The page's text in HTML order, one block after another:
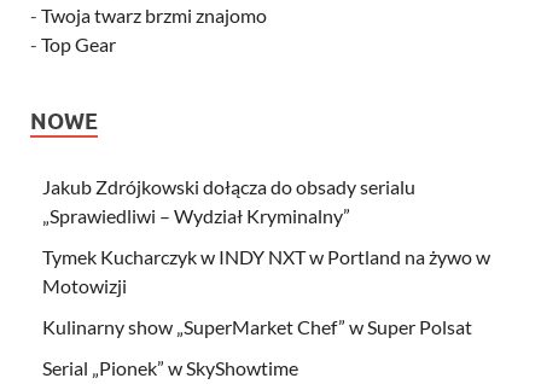
- Twoja twarz brzmi znajomo
- Top Gear
NOWE
Jakub Zdrójkowski dołącza do obsady serialu
„Sprawiedliwi – Wydział Kryminalny”
Tymek Kucharczyk w INDY NXT w Portland na żywo w
Motowizji
Kulinarny show „SuperMarket Chef” w Super Polsat
Serial „Pionek” w SkyShowtime